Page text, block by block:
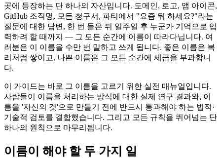
곳에 등장하는 단 하나의 자산입니다. 도메인, 로고, 앱 아이콘,
GitHub 조직명, 모든 청구서, 파티에서 "요즘 뭐 하세요?"라는
질문에 대한 답변, 한 번 들은 뒤 일주일 후 누군가 기억으로 입
력하려 할 때까지 — 그 모든 순간에 이름이 따라다닙니다. 여
러분은 이 이름을 수만 번 말하고 쓰게 됩니다. 좋은 이름은 복
리처럼 쌓이고, 나쁜 이름은 그 모든 순간에 세금을 부과합니
다.
이 가이드는 바로 그 이름을 고르기 위한 실전 매뉴얼입니다.
사람들이 이름을 처리하는 방식에 대한 실제 연구 결과와, 이
름을 '자신의 것'으로 만들기 전에 반드시 통과해야 하는 법적·
기술적 검토를 결합했습니다. 그리고 모든 규칙을 뛰어넘는 단
하나의 원칙으로 마무리됩니다.
이름이 해야 할 두 가지 일